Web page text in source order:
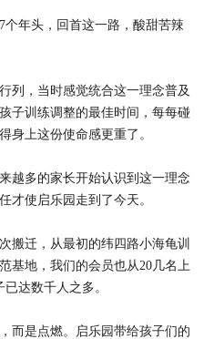
年头，回首这一路，酸甜苦辣
，当时感觉统合这一理念普及
子训练调整的最佳时间，每每碰
身上这份使命感更重了。
多的家长开始认识到这一理念
才使启乐园走到了今天。
迁，从最初的纬四路小海龟训
基地，我们的会员也从20几名上
达数千人之多。
是点燃。启乐园带给孩子们的